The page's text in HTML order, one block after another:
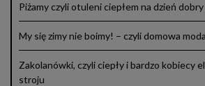
Piżamy czyli otuleni ciepłem na dzień
My się zimy nie boimy! – czyli domowa
Zakolanówki, czyli ciepły i bardzo kobiecy
stroju